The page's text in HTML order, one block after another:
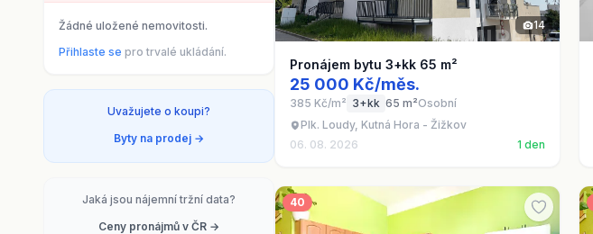
Žádné uložené nemovitosti.
Přihlaste se pro trvalé ukládání.
Uvažujete o koupi?
Byty na prodej →
Jaká jsou nájemní tržní data?
Ceny pronájmů v ČR →
14
Pronájem bytu 3+kk 65 m²
25 000 Kč/měs.
385 Kč/m² 3+kk 65 m²Osobní
Plk. Loudy, Kutná Hora - Žižkov
06. 08. 2026
1 den
40